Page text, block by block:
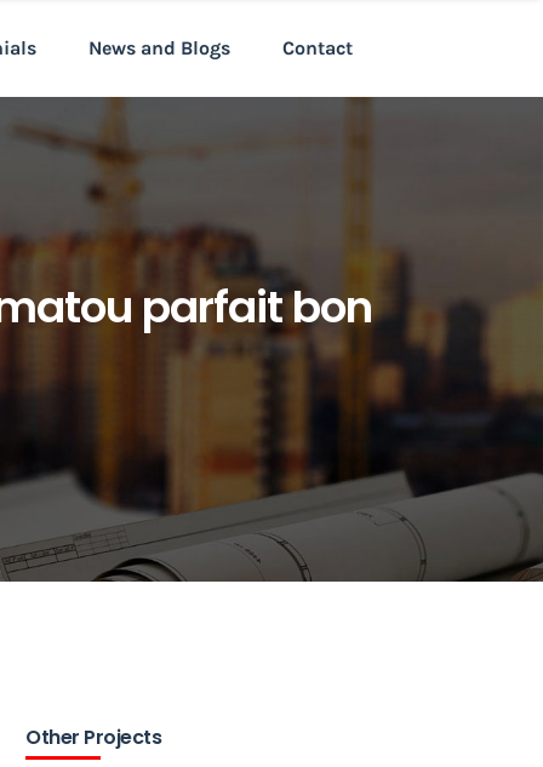
News and Blogs Contact
parfait bon
Other Projects